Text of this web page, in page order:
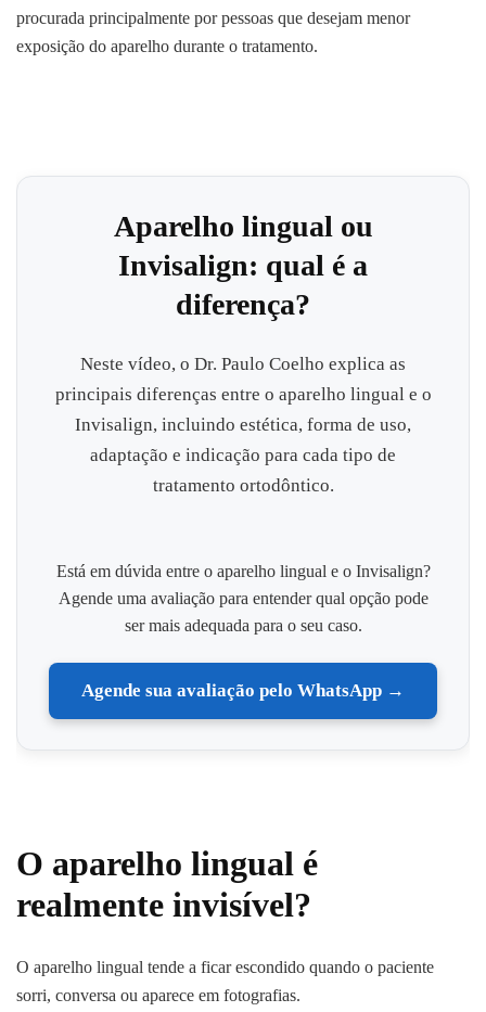
procurada principalmente por pessoas que desejam menor
exposição do aparelho durante o tratamento.
Aparelho lingual ou
Invisalign: qual é a
diferença?
Neste vídeo, o Dr. Paulo Coelho explica as
principais diferenças entre o aparelho lingual e o
Invisalign, incluindo estética, forma de uso,
adaptação e indicação para cada tipo de
tratamento ortodôntico.
Está em dúvida entre o aparelho lingual e o Invisalign?
Agende uma avaliação para entender qual opção pode
ser mais adequada para o seu caso.
Agende sua avaliação pelo WhatsApp →
O aparelho lingual é
realmente invisível?
O aparelho lingual tende a ficar escondido quando o paciente
sorri, conversa ou aparece em fotografias.